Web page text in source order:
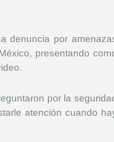
denuncia por
presentando
por la
atención cuando